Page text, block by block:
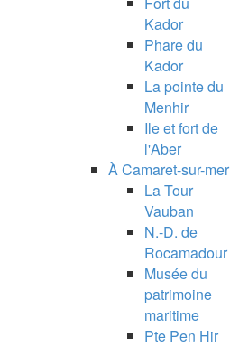
Kador
Phare du
Kador
La pointe du
Menhir
Ile et fort de
l'Aber
À Camaret-sur-mer
La Tour
Vauban
N.-D. de
Rocamadour
Musée du
patrimoine
maritime
Pte Pen Hir